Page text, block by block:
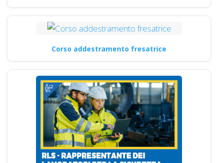
Corso addestramento fresatrice